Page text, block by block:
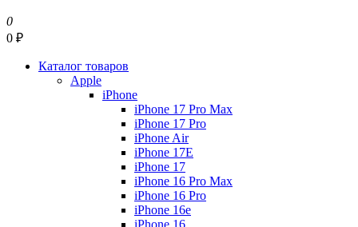
0
0 ₽
Каталог товаров
Apple
iPhone
iPhone 17 Pro Max
iPhone 17 Pro
iPhone Air
iPhone 17E
iPhone 17
iPhone 16 Pro Max
iPhone 16 Pro
iPhone 16e
iPhone 16